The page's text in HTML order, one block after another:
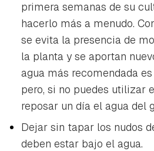
primera semanas de su
hacerlo más a menudo.
se evita la presencia de
la planta y se aportan
agua más recomendada
pero, si no puedes utilizar
reposar un día el agua del
Dejar sin tapar los nudos
deben estar bajo el agua.